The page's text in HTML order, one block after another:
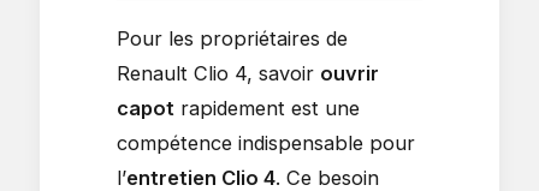
Pour les propriétaires de
Renault Clio 4, savoir ouvrir
capot rapidement est une
compétence indispensable pour
l’entretien Clio 4. Ce besoin